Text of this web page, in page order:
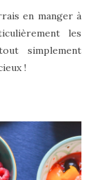
en manger à
les
simplement
!